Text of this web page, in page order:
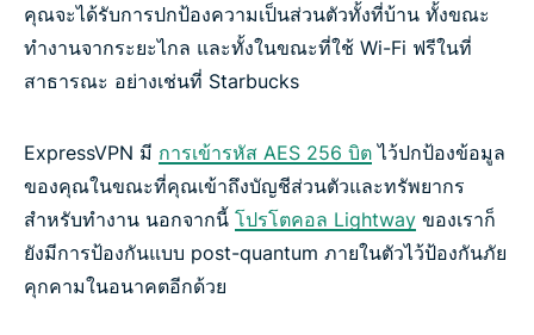
คุณจะได้รับการปกป้องความเป็นส่วนตัวทั้งที่บ้าน ทั้งขณะ
ทำงานจากระยะไกล และทั้งในขณะที่ใช้ Wi-Fi ฟรีในที่
สาธารณะ อย่างเช่นที่ Starbucks
ExpressVPN มี การเข้ารหัส AES 256 บิต ไว้ปกป้องข้อมูล
ของคุณในขณะที่คุณเข้าถึงบัญชีส่วนตัวและทรัพยากร
สำหรับทำงาน นอกจากนี้ โปรโตคอล Lightway ของเราก็
ยังมีการป้องกันแบบ post-quantum ภายในตัวไว้ป้องกันภัย
คุกคามในอนาคตอีกด้วย